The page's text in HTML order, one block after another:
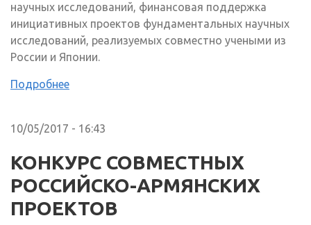
научных исследований, финансовая поддержка
инициативных проектов фундаментальных научных
исследований, реализуемых совместно учеными из
России и Японии.
Подробнее
10/05/2017 - 16:43
КОНКУРС СОВМЕСТНЫХ
РОССИЙСКО-АРМЯНСКИХ
ПРОЕКТОВ